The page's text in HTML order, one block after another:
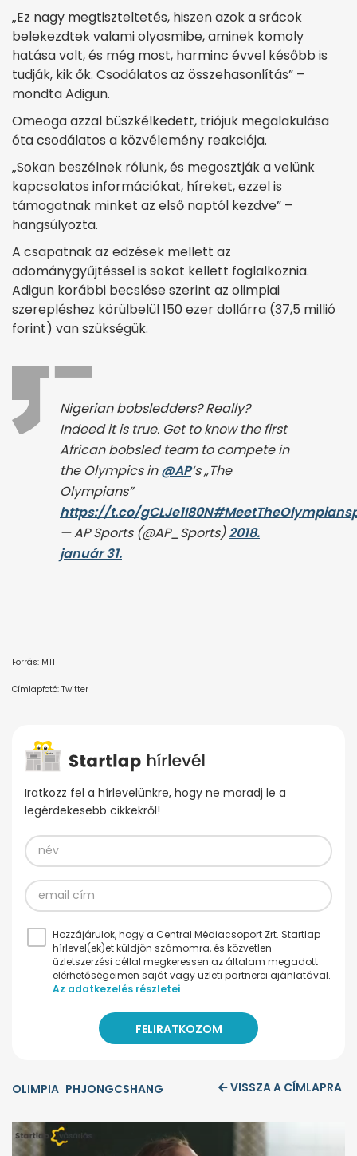
„Ez nagy megtiszteltetés, hiszen azok a srácok
belekezdtek valami olyasmibe, aminek komoly
hatása volt, és még most, harminc évvel később is
tudják, kik ők. Csodálatos az összehasonlítás” –
mondta Adigun.
Omeoga azzal büszkélkedett, triójuk megalakulása
óta csodálatos a közvélemény reakciója.
„Sokan beszélnek rólunk, és megosztják a velünk
kapcsolatos információkat, híreket, ezzel is
támogatnak minket az első naptól kezdve” –
hangsúlyozta.
A csapatnak az edzések mellett az
adománygyűjtéssel is sokat kellett foglalkoznia.
Adigun korábbi becslése szerint az olimpiai
szerepléshez körülbelül 150 ezer dollárra (37,5 millió
forint) van szükségük.
Nigerian bobsledders? Really?
Indeed it is true. Get to know the first
African bobsled team to compete in
the Olympics in@AP‘s „The
Olympians”
https://t.co/gCLJe1I80N#MeetTheOlympians
— AP Sports (@AP_Sports)2018.
január 31.
Forrás: MTI
Címlapfotó: Twitter
Iratkozz fel a hírlevelünkre, hogy ne maradj le a
legérdekesebb cikkekről!
Hozzájárulok, hogy a Central Médiacsoport Zrt. Startlap
hírlevel(ek)et küldjön számomra, és közvetlen
üzletszerzési céllal megkeressen az általam megadott
elérhetőségeimen saját vagy üzleti partnerei ajánlatával.
Az adatkezelés részletei
OLIMPIA PHJONGCSHANG VISSZA A CÍMLAPRA